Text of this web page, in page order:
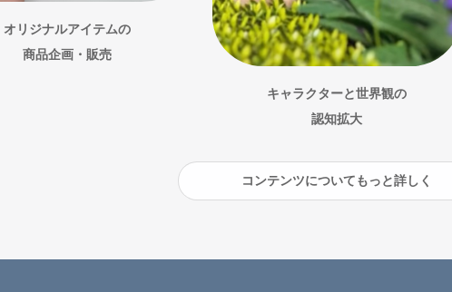
オリジナルアイテムの
商品企画・販売
キャラクターと世界観の
認知拡大
コンテンツについてもっと詳しく